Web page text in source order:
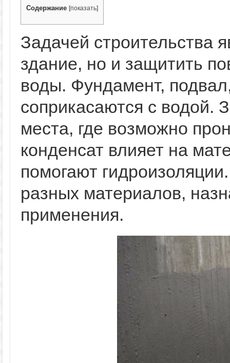
Содержание [показать]
Задачей строительства
здание, но и защитить
воды. Фундамент,
соприкасаются с водой.
места, где возможно
конденсат влияет на
помогают
разных материалов,
применения.